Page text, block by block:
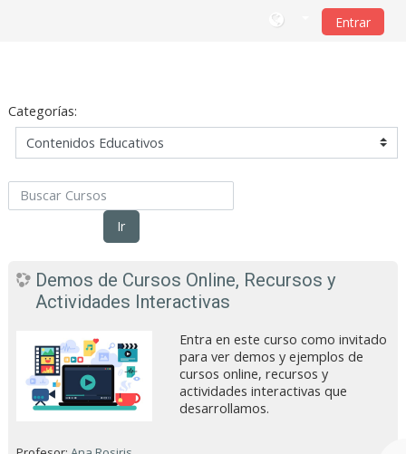
Entrar
Categorías:
Ir
Demos de Cursos Online, Recursos y
Actividades Interactivas
Entra en este curso como invitado
para ver demos y ejemplos de
cursos online, recursos y
actividades interactivas que
desarrollamos.